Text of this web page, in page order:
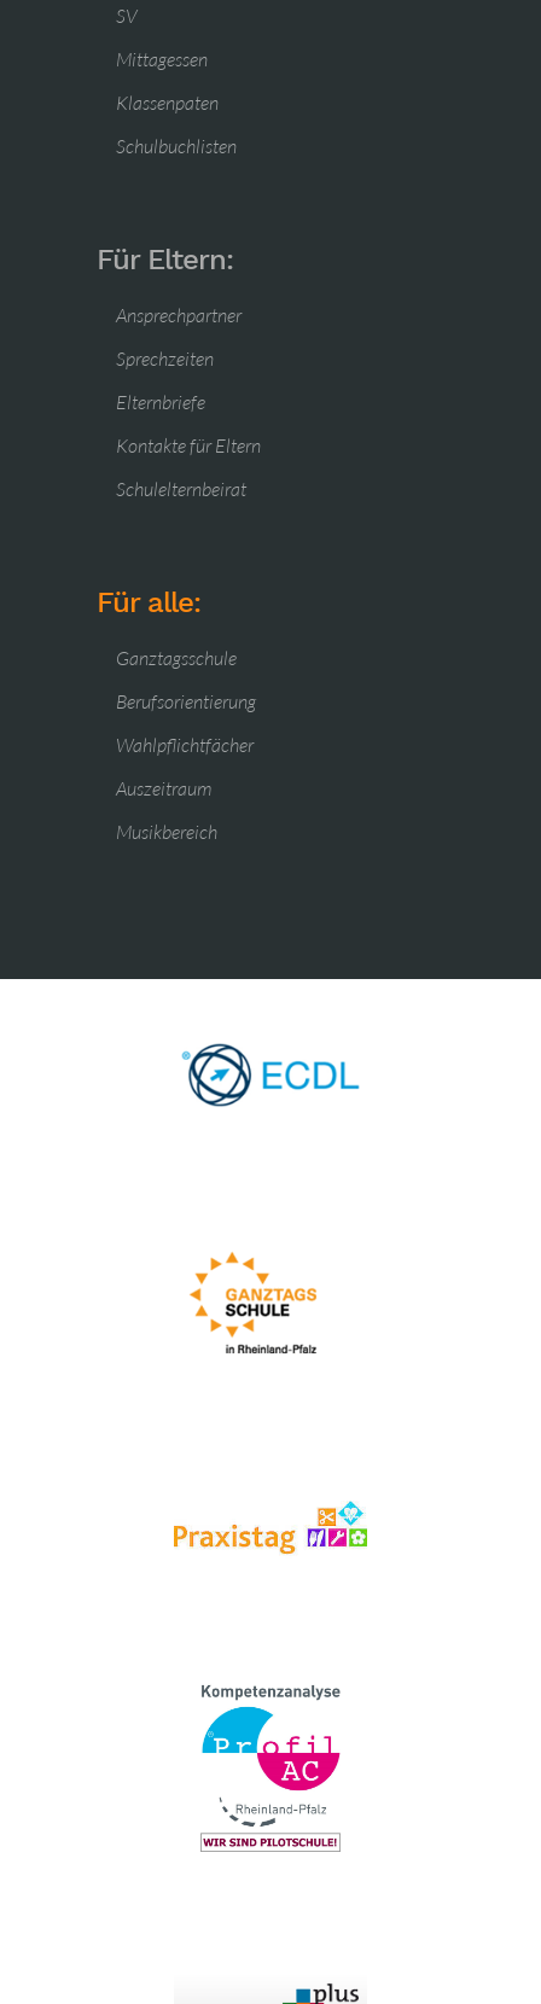
SV
Mittagessen
Klassenpaten
Schulbuchlisten
Für Eltern:
Ansprechpartner
Sprechzeiten
Elternbriefe
Kontakte für Eltern
Schulelternbeirat
Für alle:
Ganztagsschule
Berufsorientierung
Wahlpflichtfächer
Auszeitraum
Musikbereich